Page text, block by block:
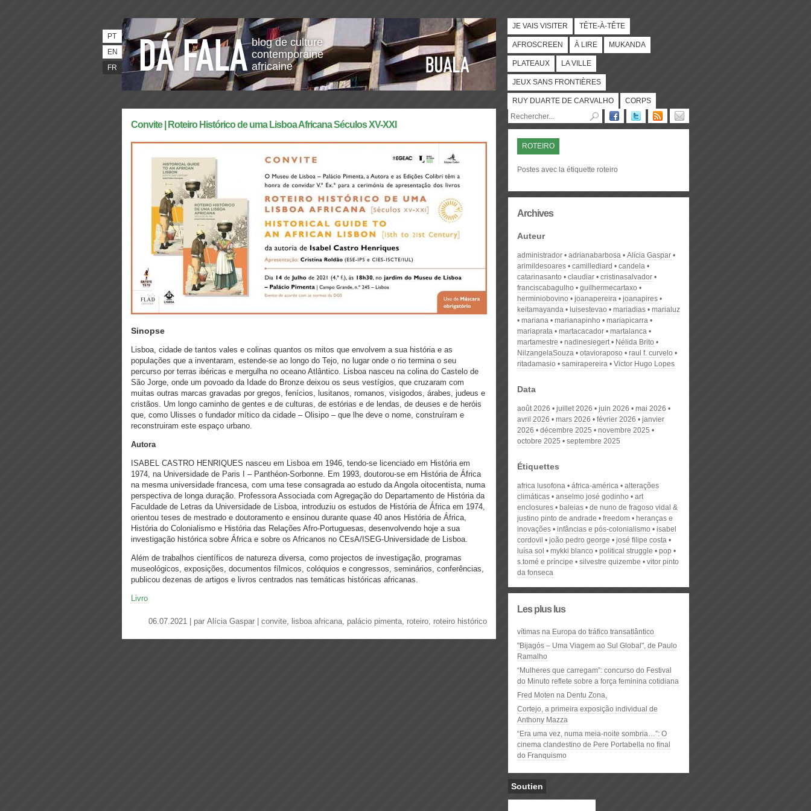
blog de culture
contemporaine
africaine
PT
EN
FR
JE VAIS VISITER TÊTE-À-TÊTE
AFROSCREEN À LIRE MUKANDA
PLATEAUX LA VILLE
JEUX SANS FRONTIÈRES
RUY DUARTE DE CARVALHO CORPS
Convite | Roteiro Histórico de uma Lisboa Africana Séculos XV-XXI
Sinopse
Lisboa, cidade de tantos vales e colinas quantos os mitos que envolvem a sua história e as
populações que a inventaram, estende-se ao longo do Tejo, no lugar onde o rio termina o seu
percurso por terras ibéricas e mergulha no oceano Atlântico. Lisboa nasceu na colina do Castelo de
São Jorge, onde um povoado da Idade do Bronze deixou os seus vestígios, que cruzaram com
muitas outras marcas gravadas por gregos, fenícios, lusitanos, romanos, visigodos, árabes, judeus e
cristãos. Um longo caminho de gentes e de culturas, de estórias e de lendas, de deuses e de heróis
que, como Ulisses o fundador mítico da cidade – Olisipo – que lhe deve o nome, construíram e
reconstruiram este espaço urbano.
Autora
ISABEL CASTRO HENRIQUES nasceu em Lisboa em 1946, tendo-se licenciado em História em
1974, na Universidade de Paris I – Panthéon-Sorbonne. Em 1993, doutorou-se em História de África
na mesma universidade francesa, com uma tese consagrada ao estudo da Angola oitocentista, numa
perspectiva de longa duração. Professora Associada com Agregação do Departamento de História da
Faculdade de Letras da Universidade de Lisboa, introduziu os estudos de História de África em 1974,
orientou teses de mestrado e doutoramento e ensinou durante quase 40 anos História de África,
História do Colonialismo e História das Relações Afro-Portuguesas, desenvolvendo hoje a sua
investigação histórica sobre África e sobre os Africanos no CEsA/ISEG-Universidade de Lisboa.
Além de trabalhos científicos de natureza diversa, como projectos de investigação, programas
museológicos, exposições, documentos fílmicos, colóquios e congressos, seminários, conferências,
publicou dezenas de artigos e livros centrados nas temáticas históricas africanas.
Livro
06.07.2021 | par Alícia Gaspar convite, lisboa africana, palácio pimenta, roteiro, roteiro histórico
ROTEIRO
Postes avec la étiquette roteiro
Archives
Auteur
administrador adrianabarbosa
Alícia Gaspar
arimildesoares
camillediard
candela
catarinasanto
claudiar
cristinasalvador
franciscabagulho
guilhermecartaxo
herminiobovino
joanapereira
joanapires
keitamayanda
luisestevao mariadias
marialuz
mariana
marianapinho
mariapicarra
mariaprata
martacacador
martalanca
martamestre
nadinesiegert
Nélida Brito
NilzangelaSouza
otavioraposo
raul f. curvelo
ritadamasio
samirapereira Victor Hugo Lopes
Data
août 2026 juillet 2026 juin 2026
mai 2026
avril 2026
mars 2026 février 2026
janvier
2026
décembre 2025
novembre 2025
octobre 2025
septembre 2025
Étiquettes
africa lusofona áfrica-américa
alterações
climáticas
anselmo josé godinho
art
enclosures
baleias
de nuno de fragoso vidal &
justino pinto de andrade
freedom
heranças e
inovações
infâncias e pós-colonialismo
isabel
cordovil
joão pedro george
josé filipe costa
luísa sol
mykki blanco political struggle
pop
s.tomé e príncipe
silvestre quizembe
vitor pinto
da fonseca
Les plus lus
vítimas na Europa do tráfico transatlântico
"Bijagós – Uma Viagem ao Sul Global", de Paulo
Ramalho
“Mulheres que carregam”: concurso do Festival
do Minuto reflete sobre a força feminina cotidiana
Fred Moten na Dentu Zona,
Cortejo, a primeira exposição individual de
Anthony Mazza
“Era uma vez, numa meia-noite sombria…”: O
cinema clandestino de Pere Portabella no final
do Franquismo
Soutien